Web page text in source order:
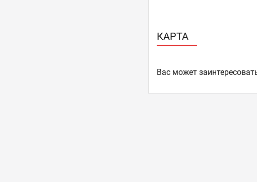
КАРТА
Ваc может